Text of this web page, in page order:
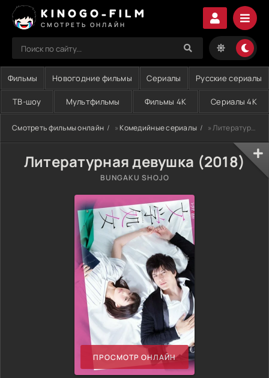
KINOGO-FILM
СМОТРЕТЬ ОНЛАЙН
Фильмы Новогодние фильмы Сериалы Русские сериалы
ТВ-шоу Мультфильмы Фильмы 4K Сериалы 4K
Смотреть фильмы онлайн »Комедийные сериалы » Литературная девушка (2018)
Литературная девушка (2018)
BUNGAKU SHOJO
ПРОСМОТР ОНЛАЙН